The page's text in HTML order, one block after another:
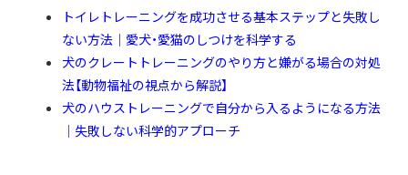
トイレトレーニングを成功させる基本ステップと失敗し
ない方法｜愛犬・愛猫のしつけを科学する
犬のクレートトレーニングのやり方と嫌がる場合の対処
法【動物福祉の視点から解説】
犬のハウストレーニングで自分から入るようになる方法
｜失敗しない科学的アプローチ